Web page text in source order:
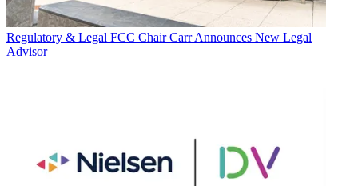
Regulatory & Legal FCC Chair Carr Announces New Legal
Advisor